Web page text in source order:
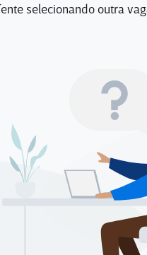
Tente selecionando outra